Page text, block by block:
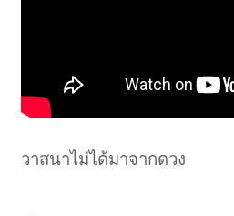
วาสนาไม่ได้มาจากดวง